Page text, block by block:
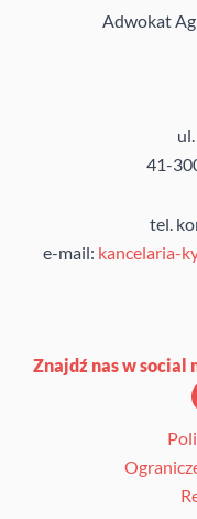
Adwokat
41-
tel.
e-mail: kancelaria-
Znajdź nas w social